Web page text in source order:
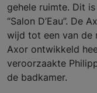
gehele ruimte. Dit
“Salon D’Eau”. De
wijd tot een van de
Axor ontwikkeld
veroorzaakte
de badkamer.